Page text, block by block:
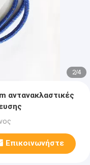
2/4
αντανακλαστικές
Επικοινωνήστε